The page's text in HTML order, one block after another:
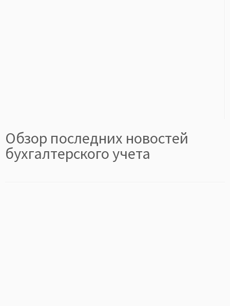
Обзор последних новостей
бухгалтерского учета